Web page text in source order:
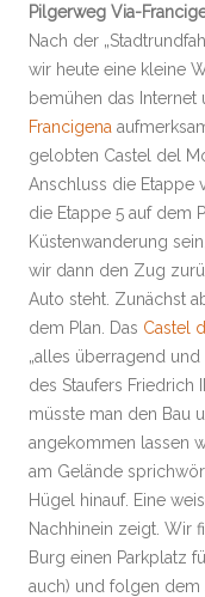
Pilgerweg Via-
Nach der
wir heute eine kleine
bemühen das
Francigena
gelobten Castel del
Anschluss die Etappe
die Etappe 5 auf dem
Küstenwanderung
wir dann den Zug
Auto steht. Zunächst
dem Plan. Das Castel
„alles überragend
des Staufers Friedrich
müsste man den Bau
angekommen lassen
am Gelände
Hügel hinauf. Eine
Nachhinein zeigt. Wir
Burg einen Parkplatz
auch) und folgen dem